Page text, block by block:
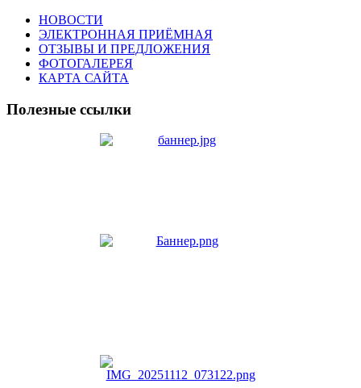
НОВОСТИ
ЭЛЕКТРОННАЯ ПРИЁМНАЯ
ОТЗЫВЫ И ПРЕДЛОЖЕНИЯ
ФОТОГАЛЕРЕЯ
КАРТА САЙТА
Полезные ссылки